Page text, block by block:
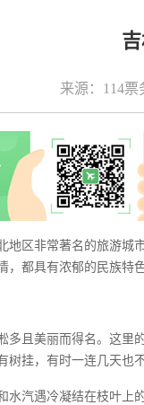
来源：114票
地区非常著名的旅游城
，都具有浓郁的民族特
多且美丽而得名。这里
树挂，有时一连几天也
水汽遇冷凝结在枝叶上